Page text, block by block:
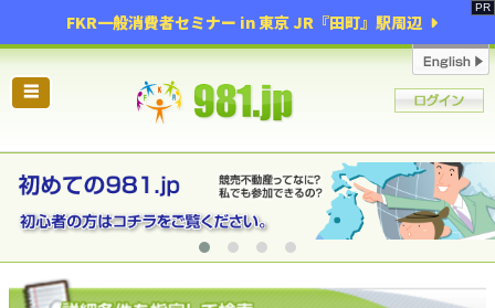
FKR一般消費者セミナー in 東京 JR『田町』駅周辺
☰